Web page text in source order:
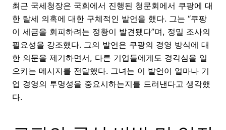
최근 국세청장은 국회에서 진행된 청문회에서 쿠팡에 대
한 탈세 의혹에 대한 구체적인 발언을 했다. 그는 “쿠팡
이 세금을 회피하려는 정황이 발견됐다”며, 정밀 조사의
필요성을 강조했다. 그의 발언은 쿠팡의 경영 방식에 대
한 의문을 제기하면서, 다른 기업들에게도 경각심을 일
으키는 메시지를 전달했다. 그녀는 이 발언이 얼마나 기
업 경영의 투명성을 중요시하는지를 드러낸다고 생각했
다.